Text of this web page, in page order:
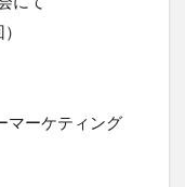
マーケティング